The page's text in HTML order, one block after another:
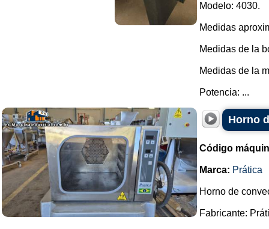
Modelo: 4030.
Medidas
Medidas de la
Medidas de la
Potencia: ...
Horno
Código
Marca: Prática
Horno de
Fabricante: